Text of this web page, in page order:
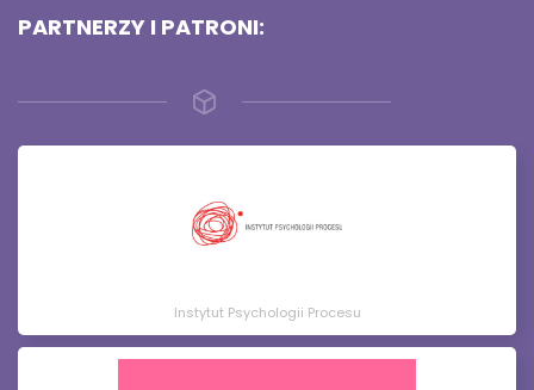
PARTNERZY I PATRONI:
Instytut Psychologii Procesu